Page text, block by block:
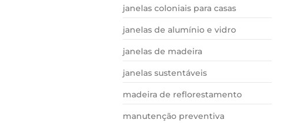
janelas coloniais para casas
janelas de alumínio e vidro
janelas de madeira
janelas sustentáveis
madeira de reflorestamento
manutenção preventiva